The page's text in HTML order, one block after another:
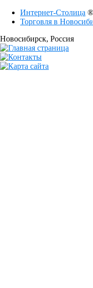
Интернет-Столица ®
Торговля в
Новосибирск, Россия